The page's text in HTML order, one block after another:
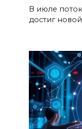
В июле
достиг